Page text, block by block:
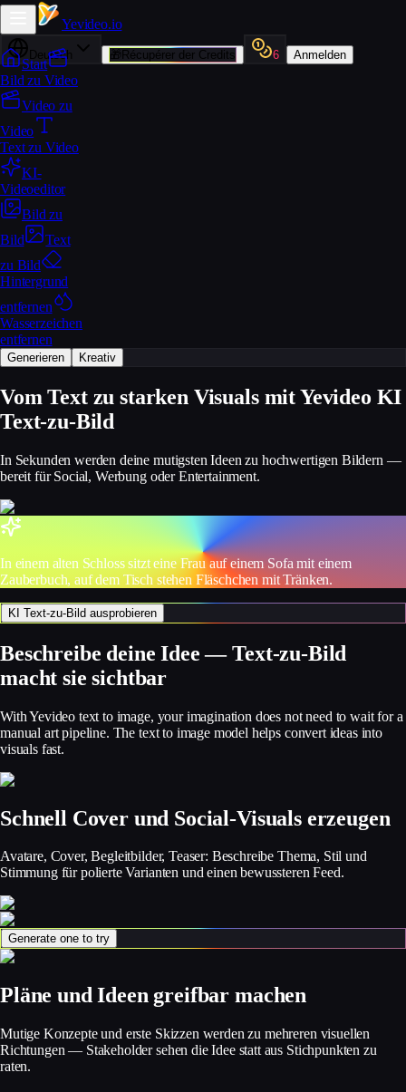
Yevideo.io
Deutsch 🎁Récupérer der Credits 6 Anmelden
Start
Bild zu Video
Video zu
Video
Text zu Video
KI-
Videoeditor
Bild zu
Bild
Text
zu Bild
Hintergrund
entfernen
Wasserzeichen
entfernen
Generieren Kreativ
Vom Text zu starken Visuals mit Yevideo KI
Text-zu-Bild
In Sekunden werden deine mutigsten Ideen zu hochwertigen Bildern —
bereit für Social, Werbung oder Entertainment.
In einem alten Schloss sitzt eine Frau auf einem Sofa mit einem
Zauberbuch, auf dem Tisch stehen Fläschchen mit Tränken.
KI Text-zu-Bild ausprobieren
Beschreibe deine Idee — Text-zu-Bild
macht sie sichtbar
With Yevideo text to image, your imagination does not need to wait for a
manual art pipeline. The text to image model helps convert ideas into
visuals fast.
Schnell Cover und Social-Visuals erzeugen
Avatare, Cover, Begleitbilder, Teaser: Beschreibe Thema, Stil und
Stimmung für polierte Varianten und einen bewussteren Feed.
Generate one to try
Pläne und Ideen greifbar machen
Mutige Konzepte und erste Skizzen werden zu mehreren visuellen
Richtungen — Stakeholder sehen die Idee statt aus Stichpunkten zu
raten.